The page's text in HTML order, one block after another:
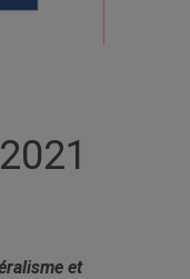
et